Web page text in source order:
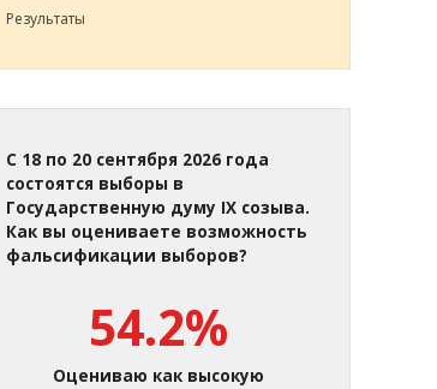
Результаты
С 18 по 20 сентября 2026 года
состоятся выборы в
Государственную думу IX созыва.
Как вы оцениваете возможность
фальсификации выборов?
54.2%
Оцениваю как высокую